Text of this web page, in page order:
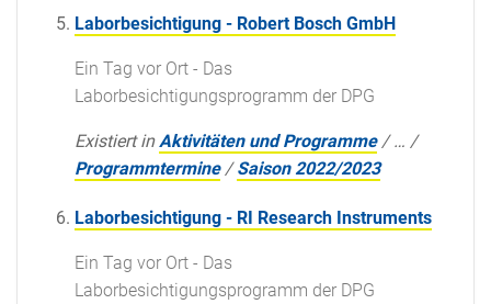
Laborbesichtigung - Robert Bosch GmbH
Ein Tag vor Ort - Das
Laborbesichtigungsprogramm der DPG
Existiert in Aktivitäten und Programme /… /
Programmtermine /Saison 2022/2023
Laborbesichtigung - RI Research Instruments
Ein Tag vor Ort - Das
Laborbesichtigungsprogramm der DPG